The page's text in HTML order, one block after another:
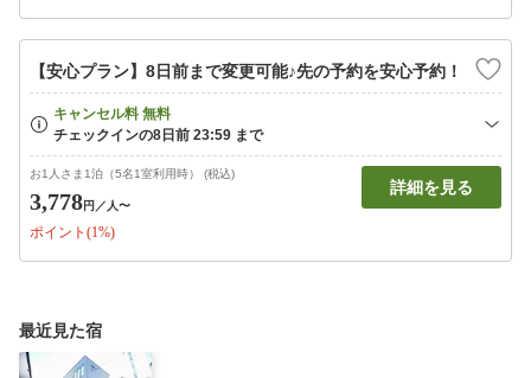
【安心プラン】8日前まで変更可能♪先の予約を安心予約！
お1人さま1泊（5名1室利用時） (税込)
3,778円 ／人〜
ポイント(1%)
詳細を見る
最近見た宿